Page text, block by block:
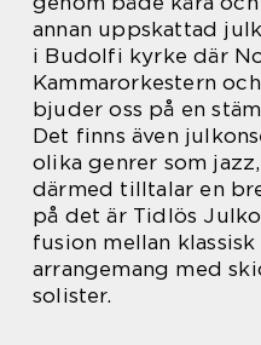
annan uppskattad
i Budolfi kyrke där
Kammarorkestern
bjuder oss på en
Det finns även
olika genrer som
därmed tilltalar en
på det är Tidlös
fusion mellan
arrangemang med
solister.